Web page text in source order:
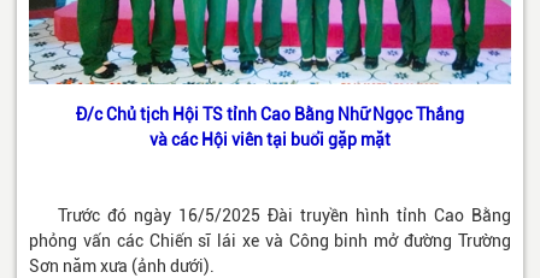
Đ/c Chủ tịch Hội TS tỉnh Cao Bằng Nhữ Ngọc Thắng
và các Hội viên tại buổi gặp mặt
Trước đó ngày 16/5/2025 Đài truyền hình tỉnh Cao Bằng
phỏng vấn các Chiến sĩ lái xe và Công binh mở đường Trường
Sơn năm xưa (ảnh dưới).